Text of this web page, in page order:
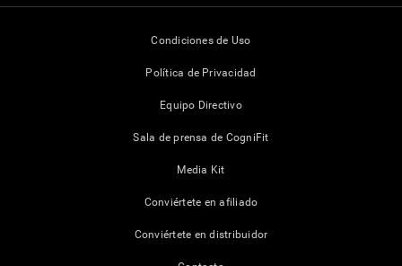
Condiciones de Uso
Política de Privacidad
Equipo Directivo
Sala de prensa de CogniFit
Media Kit
Conviértete en afiliado
Conviértete en distribuidor